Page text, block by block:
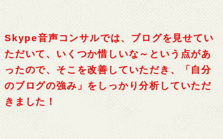
Skype音声コンサルでは、ブログを見せてい
ただいて、いくつか惜しいな～という点があ
ったので、そこを改善していただき、「自分
のブログの強み」をしっかり分析していただ
きました！